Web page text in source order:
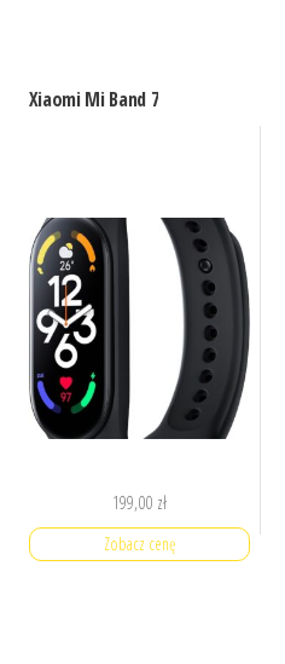
Xiaomi Mi Band 7
199,00 zł
Zobacz cenę